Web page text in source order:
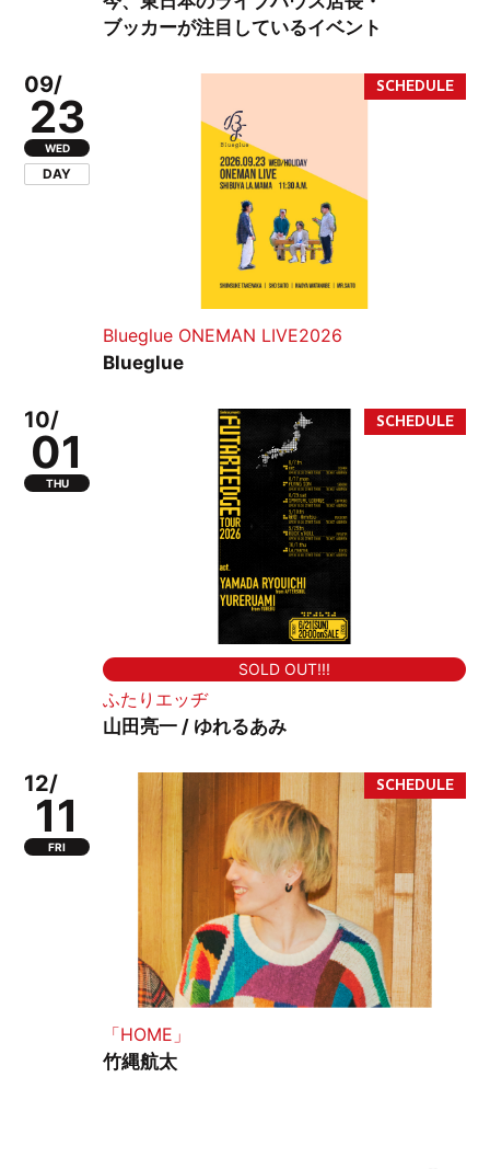
ブッカーが注目しているイベント
09/
23
WED
DAY
Blueglue ONEMAN LIVE2026
Blueglue
10/
01
THU
SOLD OUT!!!
ふたりエッヂ
山田亮一 / ゆれるあみ
12/
11
FRI
「HOME」
竹縄航太